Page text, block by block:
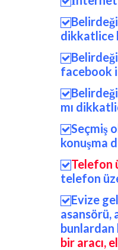

dikkatlice

facebook

mı
Seçmiş
konuşma
Telefon
telefon
Evize
asansörü,
bunlardan
bir aracı,